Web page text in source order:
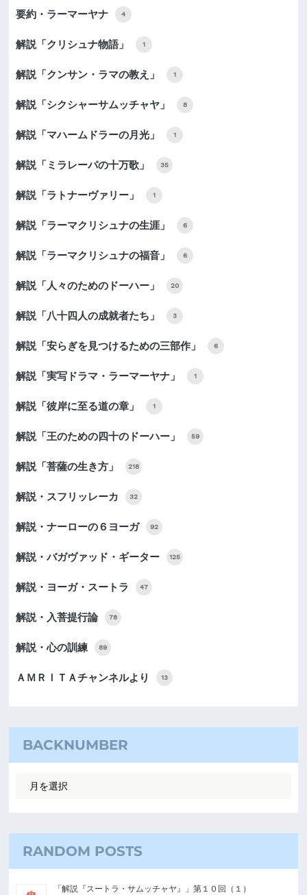
要約・ラーマーヤナ 4
解説「クリシュナ物語」 1
解説「クンサン・ラマの教え」 1
解説「シクシャーサムッチャヤ」 8
解説「マハームドラーの月光」 1
解説「ミラレーパの十万歌」 35
解説「ラトナーヴァリー」 1
解説「ラーマクリシュナの生涯」 6
解説「ラーマクリシュナの福音」 6
解説「人々のためのドーハー」 20
解説「八十四人の成就者たち」 3
解説「安らぎを見つけるための三部作」 6
解説「実写ドラマ・ラーマーヤナ」 1
解説「彼岸に至る道の章」 1
解説「王のための四十のドーハー」 59
解説「菩薩の生き方」 218
解説・スフリッレーカ 32
解説・ナーローの６ヨーガ 92
解説・バガヴァッド・ギーター 125
解説・ヨーガ・スートラ 47
解説・入菩提行論 78
解説・心の訓練 89
ＡＭＲＩＴＡチャンネルより 13
BACKNUMBER
RANDOM POSTS
「解説『スートラ・サムッチャヤ』」第１０回（１）